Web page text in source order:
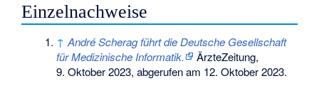
Einzelnachweise
↑ André Scherag führt die Deutsche Gesellschaft
für Medizinische Informatik.
ÄrzteZeitung,
9. Oktober 2023, abgerufen am 12. Oktober 2023.